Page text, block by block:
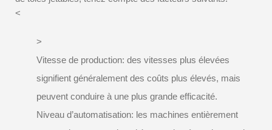
<
>
Vitesse de production: des vitesses plus élevées
signifient généralement des coûts plus élevés, mais
peuvent conduire à une plus grande efficacité.
Niveau d’automatisation: les machines entièrement